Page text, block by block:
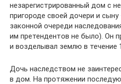
незарегистрированный дом с
пригороде своей дочери и
законной очереди
им претендентов не было). Он
и возделывал землю в течение
Дочь наследством не
в дом. На протяжении